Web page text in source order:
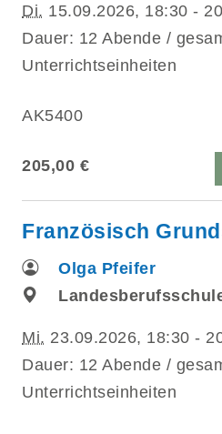
Di. 15.09.2026, 18:30 -
Dauer: 12 Abende /
Unterrichtseinheiten
AK5400
205,00 €
Französisch
Olga Pfeifer
Mi. 23.09.2026, 18:30 -
Dauer: 12 Abende /
Unterrichtseinheiten